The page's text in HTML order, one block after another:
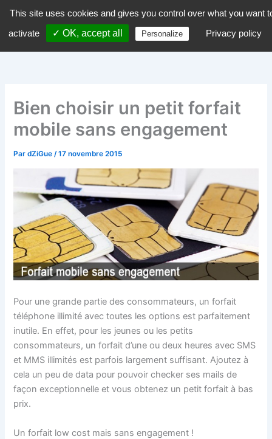
contenu
dZiGue
Bien choisir un petit forfait
mobile sans engagement
PardZiGue/17 novembre 2015
Pour une grande partie des consommateurs, un forfait
téléphone illimité avec toutes les options est parfaitement
inutile. En effet, pour les jeunes ou les petits
consommateurs, un forfait d’une ou deux heures avec SMS
et MMS illimités est parfois largement suffisant. Ajoutez à
cela un peu de data pour pouvoir checker ses mails de
façon exceptionnelle et vous obtenez un petit forfait à bas
prix.
Un forfait low cost mais sans engagement !
This site uses cookies and gives you control over what you want
activate
✓ OK, accept all Personalize Privacy policy